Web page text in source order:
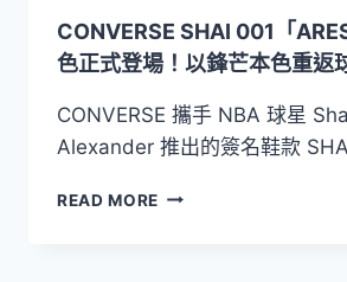
CONVERSE SHAI 001「
色正式登場！以鋒芒本色重返
CONVERSE 攜手 NBA 球星
Alexander 推出的簽名鞋款
READ MORE CONVERSE